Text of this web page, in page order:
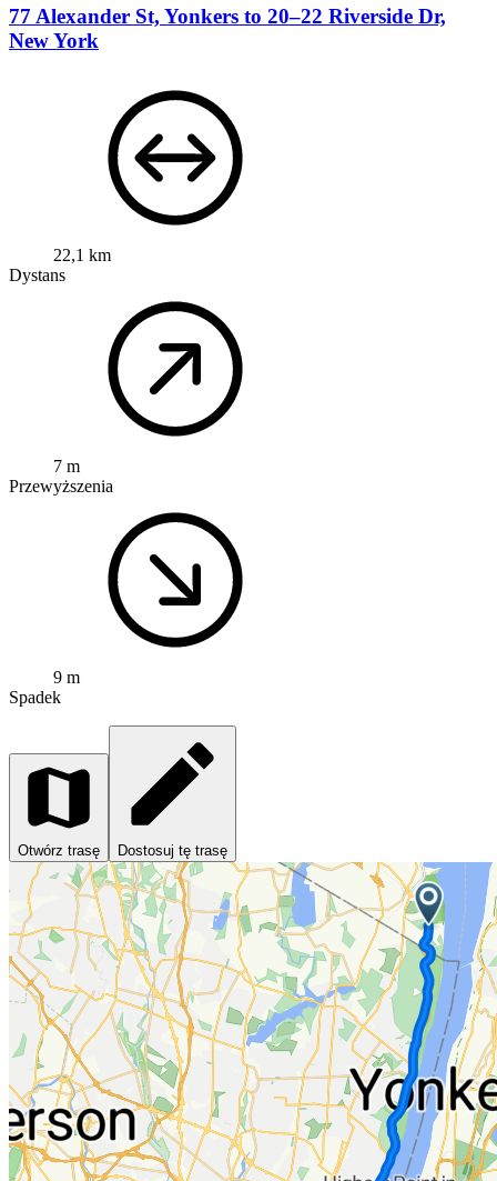
77 Alexander St, Yonkers to 20–22 Riverside Dr,
New York
22,1 km
Dystans
7 m
Przewyższenia
9 m
Spadek
Otwórz trasę Dostosuj tę trasę